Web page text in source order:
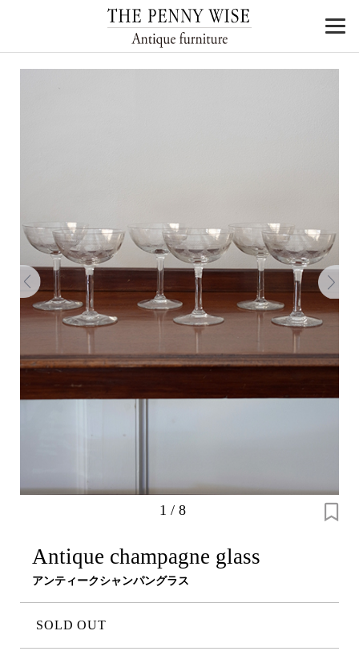
1 / 8
Antique champagne glass
アンティークシャンパングラス
SOLD OUT